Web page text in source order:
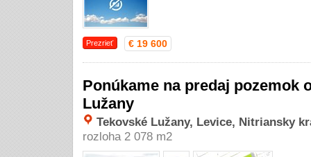
Prezrieť € 19 600
Ponúkame na predaj pozemok
Lužany
Tekovské Lužany, Levice, Nitriansky
rozloha 2 078 m2